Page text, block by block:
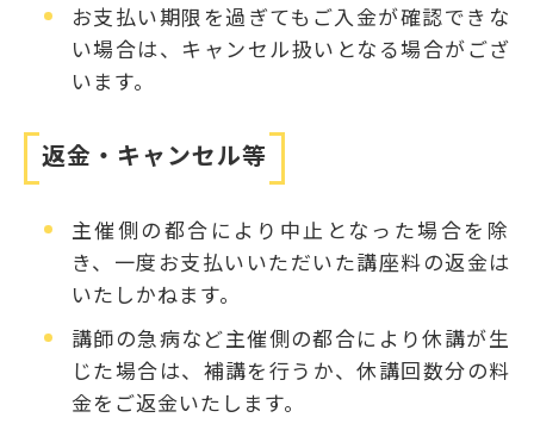
お支払い期限を過ぎてもご入金が確認できな
い場合は、キャンセル扱いとなる場合がござ
います。
返金・キャンセル等
主催側の都合により中止となった場合を除
き、一度お支払いいただいた講座料の返金は
いたしかねます。
講師の急病など主催側の都合により休講が生
じた場合は、補講を行うか、休講回数分の料
金をご返金いたします。